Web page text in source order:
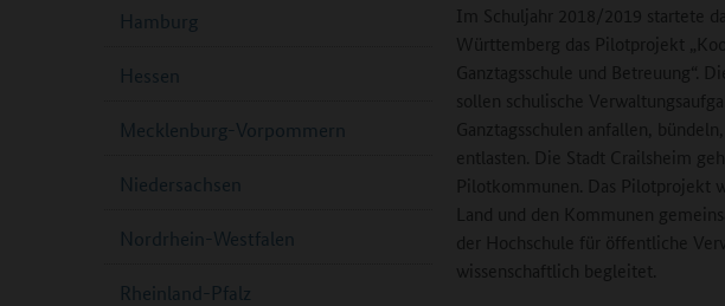
Im Schuljahr 2018/2019 startete
Württemberg das Pilotprojekt
Ganztagsschule und Betreuung“.
sollen schulische
Ganztagsschulen anfallen,
entlasten. Die Stadt Crailsheim
Pilotkommunen. Das Pilotprojekt
Land und den Kommunen
der Hochschule für öffentliche
wissenschaftlich begleitet.
Hamburg
Hessen
Mecklenburg-Vorpommern
Niedersachsen
Nordrhein-Westfalen
Rheinland-Pfalz